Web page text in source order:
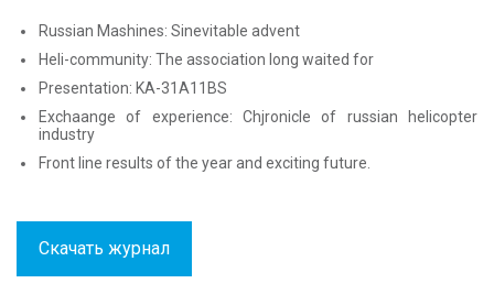
Russian Mashines: Sinevitable advent
Heli-community: The association long waited for
Presentation: KA-31A11BS
Exchaange of experience: Chjronicle of russian helicopter
industry
Front line results of the year and exciting future.
Скачать журнал